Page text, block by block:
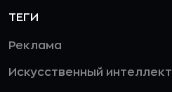
ТЕГИ
Реклама
Искусственный интеллект